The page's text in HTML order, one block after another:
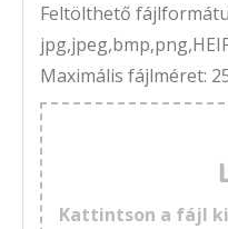
Feltölthető
Maximális fájlméret:
Kattintson a fájl